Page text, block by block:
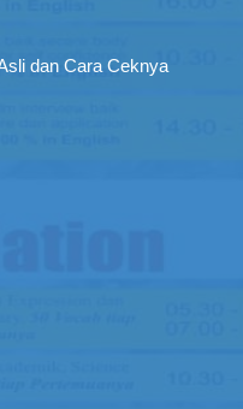
dan Cara Ceknya